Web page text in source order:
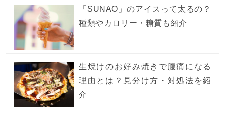
「SUNAO」のアイスって太るの？
種類やカロリー・糖質も紹介
生焼けのお好み焼きで腹痛になる
理由とは？見分け方・対処法を紹
介